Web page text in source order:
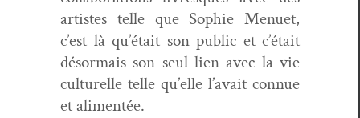
artistes telle que Sophie Menuet,
c’est là qu’était son pub­lic et c’était
désor­mais son seul lien avec la vie
cul­turelle telle qu’elle l’avait con­nue
et alimentée.